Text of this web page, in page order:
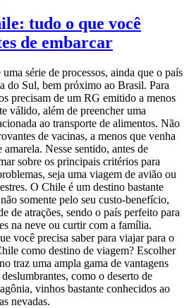
tudo o que você
de embarcar
série de processos, ainda que o país
do Sul, bem próximo ao Brasil. Para
precisam de um RG emitido a menos
válido, além de preencher uma
ao transporte de alimentos. Não
de vacinas, a menos que venha
Nesse sentido, antes de
sobre os principais critérios para
seja uma viagem de avião ou
O Chile é um destino bastante
somente pelo seu custo-benefício,
de atrações, sendo o país perfeito para
na neve ou curtir com a família.
você precisa saber para viajar para o
como destino de viagem? Escolher
traz uma ampla gama de vantagens
como o deserto de
vinhos bastante conhecidos ao
nevadas.